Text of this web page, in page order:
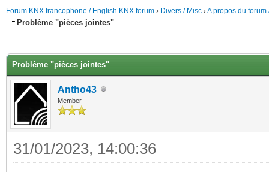
Forum KNX francophone / English KNX forum › Divers / Misc ›A propos du forum
Problème "pièces jointes"
Problème "pièces jointes"
Antho43
Member
31/01/2023, 14:00:36